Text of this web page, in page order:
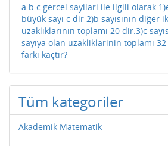
a b c gercel sayilari ile ilgili olarak
büyük sayı c dir 2)b sayısının diğer
uzaklıklarının toplamı 20 dir.3)c
sayıya olan uzakliklarinin toplamı
farkı kaçtır?
Tüm kategoriler
Akademik Matematik